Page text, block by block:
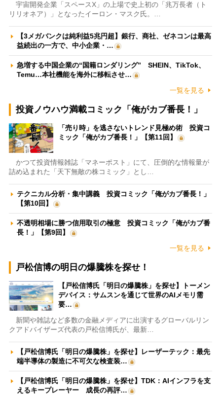
宇宙開発企業「スペースX」の上場で史上初の「兆万長者（ト
リリオネア）」となったイーロン・マスク氏。…
【3メガバンクは純利益5兆円超】銀行、商社、ゼネコンは最高
益続出の一方で、中小企業・…
急増する中国企業の“国籍ロンダリング” SHEIN、TikTok、
Temu…本社機能を海外に移転させ…
一覧を見る
投資ノウハウ満載コミック「俺がカブ番長！」
「売り時」を逃さないトレンド見極め術 投資コ
ミック「俺がカブ番長！」【第11回】
かつて投資情報雑誌「マネーポスト」にて、圧倒的な情報量が
詰め込まれた「天下無敵の株コミック」とし…
テクニカル分析・集中講義 投資コミック「俺がカブ番長！」
【第10回】
不透明相場に勝つ信用取引の極意 投資コミック「俺がカブ番
長！」【第9回】
一覧を見る
戸松信博の明日の爆騰株を探せ！
【戸松信博氏「明日の爆騰株」を探せ】トーメン
デバイス：サムスンを通じて世界のAIメモリ需
要…
新聞や雑誌など多数の金融メディアに出演するグローバルリン
クアドバイザーズ代表の戸松信博氏が、最新…
【戸松信博氏「明日の爆騰株」を探せ】レーザーテック：最先
端半導体の製造に不可欠な検査装…
【戸松信博氏「明日の爆騰株」を探せ】TDK：AIインフラを支
えるキープレーヤー 成長の再評…